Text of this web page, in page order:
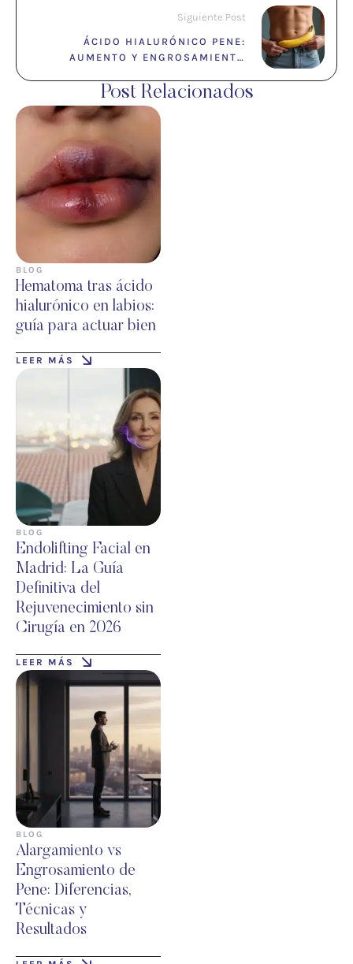
Siguiente Post
ÁCIDO HIALURÓNICO PENE:
AUMENTO Y ENGROSAMIENTO
Post Relacionados
BLOG
Hematoma tras ácido
hialurónico en labios:
guía para actuar bien
LEER MÁS
BLOG
Endolifting Facial en
Madrid: La Guía
Definitiva del
Rejuvenecimiento sin
Cirugía en 2026
LEER MÁS
BLOG
Alargamiento vs
Engrosamiento de
Pene: Diferencias,
Técnicas y
Resultados